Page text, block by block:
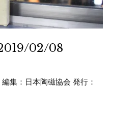
02/08
集：日本陶磁協会 発行：